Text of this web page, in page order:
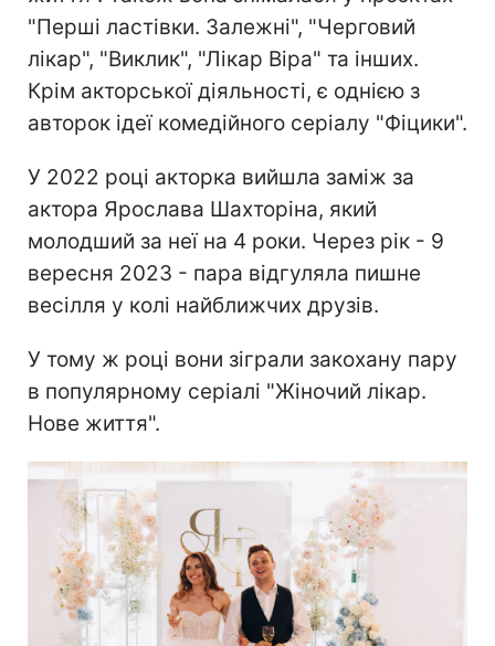
"Перші ластівки. Залежні", "Черговий
лікар", "Виклик", "Лікар Віра" та інших.
Крім акторської діяльності, є однією з
авторок ідеї комедійного серіалу "Фіцики".
У 2022 році акторка вийшла заміж за
актора Ярослава Шахторіна, який
молодший за неї на 4 роки. Через рік - 9
вересня 2023 - пара відгуляла пишне
весілля у колі найближчих друзів.
У тому ж році вони зіграли закохану пару
в популярному серіалі "Жіночий лікар.
Нове життя".